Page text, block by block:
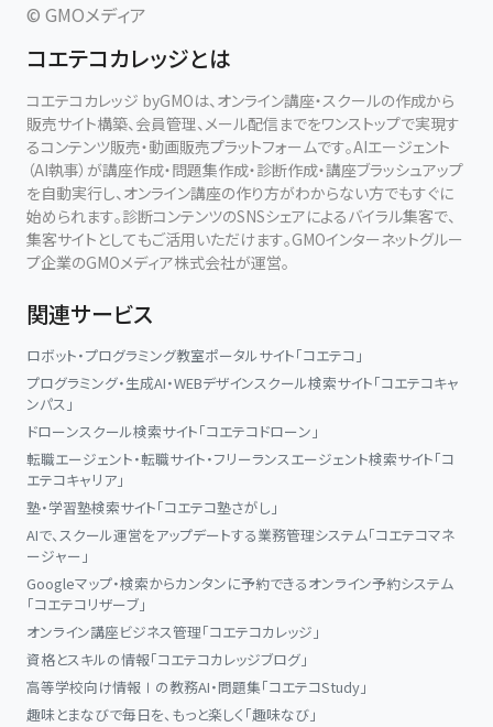
演奏の違いは、指の技術だけで生まれるものではありません。
身体の使い方、リズムの感じ方、音の聴き方、楽器との距離感。
そうした一つひとつの前提が、音色、タッチ、表現の自由さを決定づ
けます。
だからこそ、講座では「こう弾けばよい」という表面的な方法ではな
く、なぜその動きが生まれるのか、なぜ音が変わるのか、どのように
身体と感覚を整えればよいのかを、具体的に学びます。
目指しているのは、単に「うまく弾く」ことではありません。
ピアノを通して、身体の可能性に気づき、音の聴き方を深め、自分の
中に眠っていた力を引き出していくこと。
「常に新しい自分に出会う」
ピアノを学ぶ方にも、身体や感性の可能性を広げたい方にも。
このスクールは、今までの学び方では届かなかった領域へ進むため
1989年生まれ。
東京音楽大学ピアノ演奏家コース卒業。
フライブルク音楽大学卒業。
© GMOメディア
コエテコカレッジとは
コエテコカレッジ byGMOは、オンライン講座・スクールの作成から
販売サイト構築、会員管理、メール配信までをワンストップで実現す
るコンテンツ販売・動画販売プラットフォームです。AIエージェント
（AI執事）が講座作成・問題集作成・診断作成・講座ブラッシュアップ
を自動実行し、オンライン講座の作り方がわからない方でもすぐに
始められます。診断コンテンツのSNSシェアによるバイラル集客で、
集客サイトとしてもご活用いただけます。GMOインターネットグルー
プ企業のGMOメディア株式会社が運営。
関連サービス
ロボット・プログラミング教室ポータルサイト「コエテコ」
プログラミング・生成AI・WEBデザインスクール検索サイト「コエテコキャ
ンパス」
ドローンスクール検索サイト「コエテコドローン」
転職エージェント・転職サイト・フリーランスエージェント検索サイト「コ
エテコキャリア」
塾・学習塾検索サイト「コエテコ塾さがし」
AIで、スクール運営をアップデートする業務管理システム「コエテコマネ
ージャー」
Googleマップ・検索からカンタンに予約できるオンライン予約システム
「コエテコリザーブ」
オンライン講座ビジネス管理「コエテコカレッジ」
資格とスキルの情報「コエテコカレッジブログ」
高等学校向け情報Ⅰの教務AI・問題集「コエテコStudy」
趣味とまなびで毎日を、もっと楽しく「趣味なび」